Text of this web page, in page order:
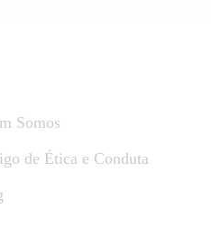
Somos
de Ética e Conduta